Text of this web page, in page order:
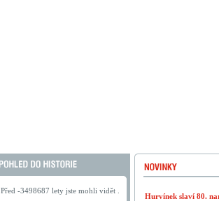
Před -3498687 lety jste mohli vidět .
Hurvínek slaví 80.